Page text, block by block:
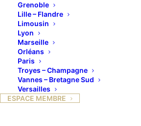
Grenoble
Lille – Flandre
Limousin
Lyon
Marseille
Orléans
Paris
Troyes – Champagne
Vannes – Bretagne Sud
Versailles
ESPACE MEMBRE
L’Hellébore noir
(Helleborus
famille des Ranunculaceae. Elle est
rhizomateuse, à longue floraison
nom de rose de Noël.